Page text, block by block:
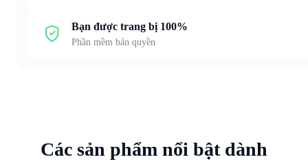
Bạn được trang bị 100%
Phần mềm bản quyền
Các sản phẩm nổi bật dành